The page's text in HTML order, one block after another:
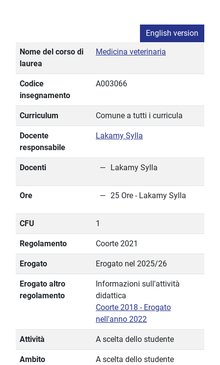
English version
Nome del corso di
laurea
Medicina veterinaria
Codice
insegnamento
A003066
Curriculum Comune a tutti i curricula
Docente
responsabile
Lakamy Sylla
Docenti Lakamy Sylla
Ore 25 Ore - Lakamy Sylla
CFU 1
Regolamento Coorte 2021
Erogato Erogato nel 2025/26
Erogato altro
regolamento
Informazioni sull'attività
didattica
Coorte 2018 - Erogato
nell'anno 2022
Attività A scelta dello studente
Ambito A scelta dello studente